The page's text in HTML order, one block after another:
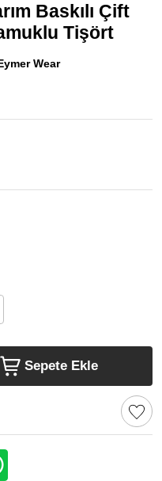
Baskılı Çift
Tişört
Wear
Sepete Ekle